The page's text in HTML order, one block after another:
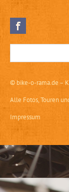
© bike-o-rama.de –
Alle Fotos, Touren
Impressum